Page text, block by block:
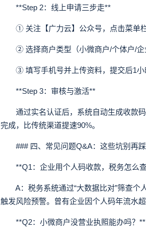
**Step 2：线上申请三步走**
① 关注【广力云】公众号，点击菜单栏
② 选择商户类型（小微商户/个体户/企
③ 填写手机号并上传资料，提交后1小
**Step 3：审核与激活**
通过实名认证后，系统自动生成收款码
完成，比传统渠道提速90%。
### 四、常见问题Q&A：这些坑别再踩
**Q1：企业用个人码收款，税务怎么
A：税务系统通过“大数据比对”筛查个
触发风险预警。曾有企业因个人码年流水
**Q2：小微商户没营业执照能办吗？**